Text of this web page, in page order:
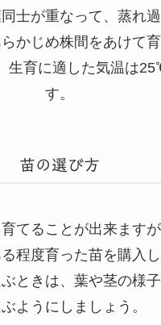
士が重なって、蒸れ
かじめ株間をあけて
生育に適した気温は
す。
苗の選び方
てることが出来ます
程度育った苗を購入
ときは、葉や茎の様
ようにしましょう。